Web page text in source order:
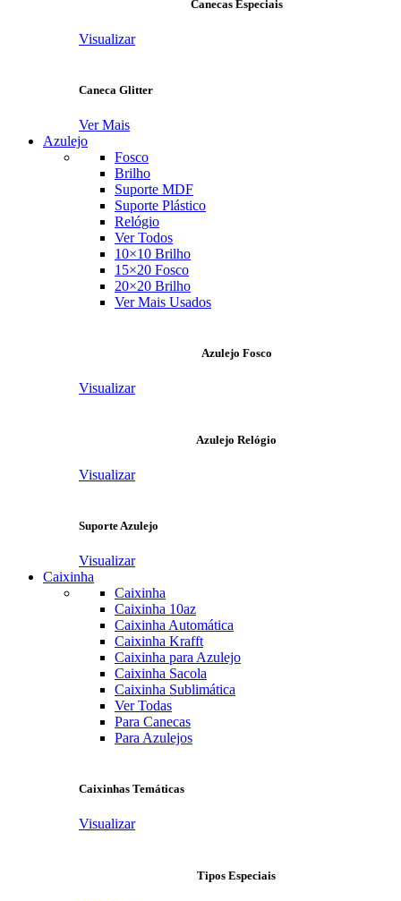
Canecas Especiais
Visualizar
Caneca Glitter
Ver Mais
Azulejo
Fosco
Brilho
Suporte MDF
Suporte Plástico
Relógio
Ver Todos
10×10 Brilho
15×20 Fosco
20×20 Brilho
Ver Mais Usados
Azulejo Fosco
Visualizar
Azulejo Relógio
Visualizar
Suporte Azulejo
Visualizar
Caixinha
Caixinha
Caixinha 10az
Caixinha Automática
Caixinha Krafft
Caixinha para Azulejo
Caixinha Sacola
Caixinha Sublimática
Ver Todas
Para Canecas
Para Azulejos
Caixinhas Temáticas
Visualizar
Tipos Especiais